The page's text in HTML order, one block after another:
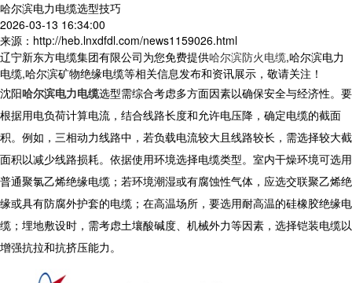
哈尔滨电力电缆选型技巧
2026-03-13 16:34:00
来源：http://heb.lnxdfdl.com/news1159026.html
辽宁新东方电缆集团有限公司为您免费提供哈尔滨防火电缆,哈尔滨电力
电缆,哈尔滨矿物绝缘电缆等相关信息发布和资讯展示，敬请关注！
沈阳哈尔滨电力电缆选型需综合考虑多方面因素以确保安全与经济性。要
根据用电负荷计算电流，结合线路长度和允许电压降，确定电缆的截面
积。例如，三相动力线路中，若负载电流较大且线路较长，需选择较大截
面积以减少线路损耗。依据使用环境选择电缆类型。室内干燥环境可选用
普通聚氯乙烯绝缘电缆；若环境潮湿或有腐蚀性气体，应选交联聚乙烯绝
缘或具有防腐外护套的电缆；在高温场所，要选用耐高温的硅橡胶绝缘电
缆；埋地敷设时，需考虑土壤酸碱度、机械外力等因素，选择铠装电缆以
增强抗拉和抗挤压能力。